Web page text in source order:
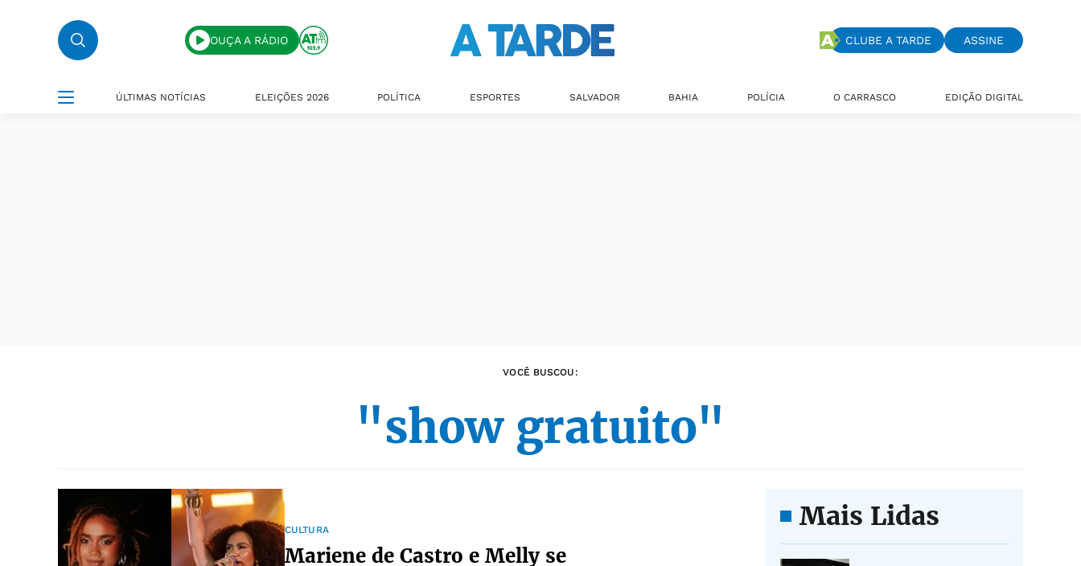
OUÇA A RÁDIO CLUBE A TARDE ASSINE
ÚLTIMAS NOTÍCIAS ELEIÇÕES 2026 POLÍTICA ESPORTES SALVADOR BAHIA POLÍCIA O CARRASCO EDIÇÃO DIGITAL
VOCÊ BUSCOU:
"show gratuito"
CULTURA
Mariene de Castro e Melly se
Mais Lidas